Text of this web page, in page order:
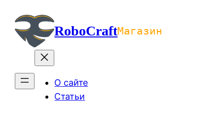
содержимомуRoboCraftМагазин
О сайте
Статьи